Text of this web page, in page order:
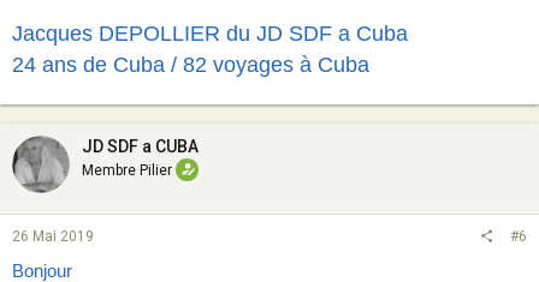
Jacques DEPOLLIER du JD SDF a Cuba
24 ans de Cuba / 82 voyages à Cuba
JD SDF a CUBA
Membre Pilier
26 Mai 2019 #6
Bonjour